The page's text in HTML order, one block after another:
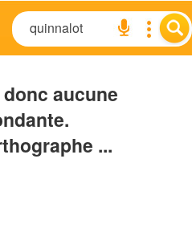
aucune
...